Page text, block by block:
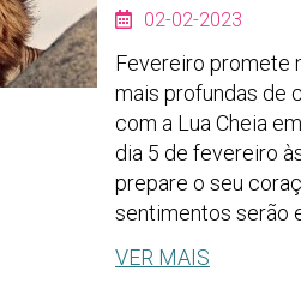
02-02-2023
Fevereiro promete
mais profundas de
com a Lua Cheia
dia 5 de fevereiro
prepare o seu
sentimentos serão
VER MAIS